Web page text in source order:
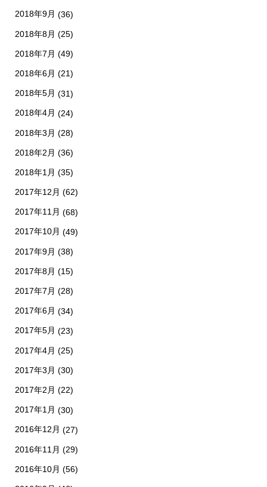
2018年9月 (36)
2018年8月 (25)
2018年7月 (49)
2018年6月 (21)
2018年5月 (31)
2018年4月 (24)
2018年3月 (28)
2018年2月 (36)
2018年1月 (35)
2017年12月 (62)
2017年11月 (68)
2017年10月 (49)
2017年9月 (38)
2017年8月 (15)
2017年7月 (28)
2017年6月 (34)
2017年5月 (23)
2017年4月 (25)
2017年3月 (30)
2017年2月 (22)
2017年1月 (30)
2016年12月 (27)
2016年11月 (29)
2016年10月 (56)